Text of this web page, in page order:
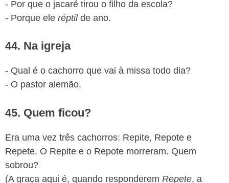
- Por que o jacaré tirou o filho da escola?
- Porque ele réptil de ano.
44. Na igreja
- Qual é o cachorro que vai à missa todo dia?
- O pastor alemão.
45. Quem ficou?
Era uma vez três cachorros: Repite, Repote e
Repete. O Repite e o Repote morreram. Quem
sobrou?
(A graça aqui é, quando responderem Repete, a